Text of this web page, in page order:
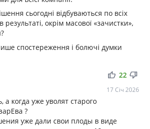
сьогодні відбуваються по всіх
окрім масової «зачистки»,
спостереження і болючі думки
thumb_up thumb_down
22
17 Січ 2026
когда уже уволят старого
?
уже дали свои плоды в виде